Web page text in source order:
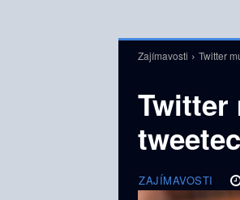
Zajímavosti Twitter
Twitter
ZAJÍMAVOSTI